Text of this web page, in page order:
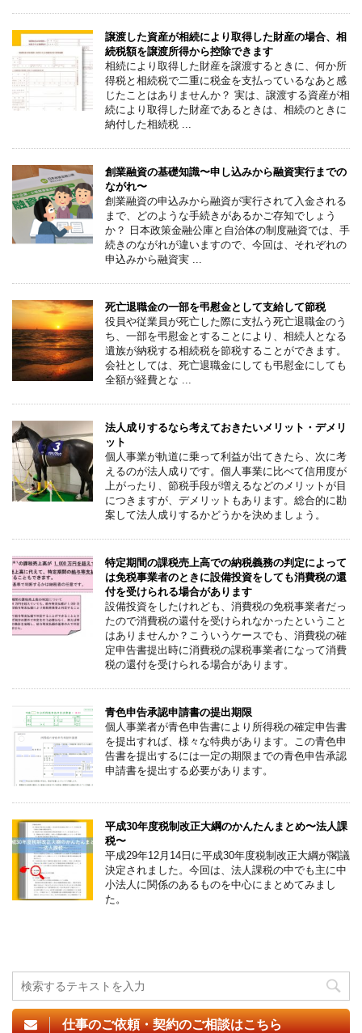
譲渡した資産が相続により取得した財産の場合、相
続税額を譲渡所得から控除できます
相続により取得した財産を譲渡するときに、何か所
得税と相続税で二重に税金を支払っているなあと感
じたことはありませんか？ 実は、譲渡する資産が相
続により取得した財産であるときは、相続のときに
納付した相続税 ...
創業融資の基礎知識〜申し込みから融資実行までの
ながれ〜
創業融資の申込みから融資が実行されて入金される
まで、どのような手続きがあるかご存知でしょう
か？ 日本政策金融公庫と自治体の制度融資では、手
続きのながれが違いますので、今回は、それぞれの
申込みから融資実 ...
死亡退職金の一部を弔慰金として支給して節税
役員や従業員が死亡した際に支払う死亡退職金のう
ち、一部を弔慰金とすることにより、相続人となる
遺族が納税する相続税を節税することができます。
会社としては、死亡退職金にしても弔慰金にしても
全額が経費とな ...
法人成りするなら考えておきたいメリット・デメリ
ット
個人事業が軌道に乗って利益が出てきたら、次に考
えるのが法人成りです。個人事業に比べて信用度が
上がったり、節税手段が増えるなどのメリットが目
につきますが、デメリットもあります。総合的に勘
案して法人成りするかどうかを決めましょう。
特定期間の課税売上高での納税義務の判定によって
は免税事業者のときに設備投資をしても消費税の還
付を受けられる場合があります
設備投資をしたけれども、消費税の免税事業者だっ
たので消費税の還付を受けられなかったということ
はありませんか？こういうケースでも、消費税の確
定申告書提出時に消費税の課税事業者になって消費
税の還付を受けられる場合があります。
青色申告承認申請書の提出期限
個人事業者が青色申告書により所得税の確定申告書
を提出すれば、様々な特典があります。この青色申
告書を提出するには一定の期限までの青色申告承認
申請書を提出する必要があります。
平成30年度税制改正大綱のかんたんまとめ〜法人課
税〜
平成29年12月14日に平成30年度税制改正大綱が閣議
決定されました。今回は、法人課税の中でも主に中
小法人に関係のあるものを中心にまとめてみまし
た。
仕事のご依頼・契約のご相談はこちら